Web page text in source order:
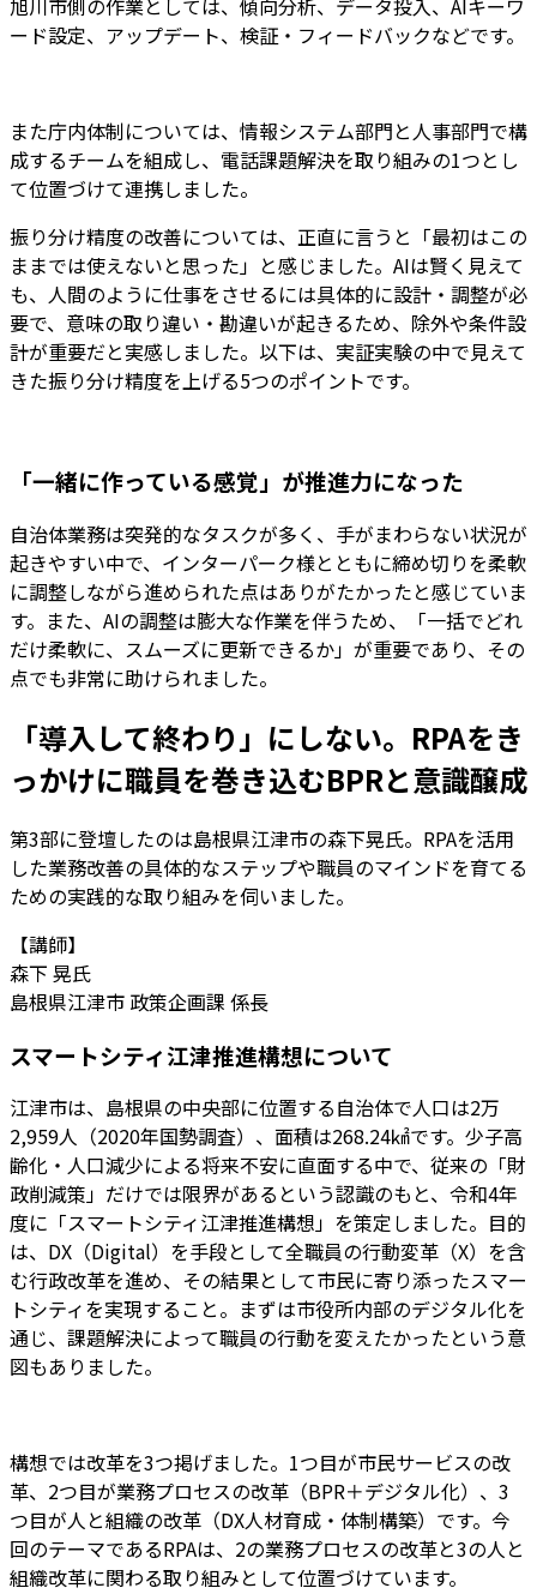
ード設定、アップデート、検証・フィードバックなどです。
また庁内体制については、情報システム部門と人事部門で構
成するチームを組成し、電話課題解決を取り組みの1つとし
て位置づけて連携しました。
振り分け精度の改善については、正直に言うと「最初はこの
ままでは使えないと思った」と感じました。AIは賢く見えて
も、人間のように仕事をさせるには具体的に設計・調整が必
要で、意味の取り違い・勘違いが起きるため、除外や条件設
計が重要だと実感しました。以下は、実証実験の中で見えて
きた振り分け精度を上げる5つのポイントです。
「一緒に作っている感覚」が推進力になった
自治体業務は突発的なタスクが多く、手がまわらない状況が
起きやすい中で、インターパーク様とともに締め切りを柔軟
に調整しながら進められた点はありがたかったと感じていま
す。また、AIの調整は膨大な作業を伴うため、「一括でどれ
だけ柔軟に、スムーズに更新できるか」が重要であり、その
点でも非常に助けられました。
「導入して終わり」にしない。RPAをき
っかけに職員を巻き込むBPRと意識醸成
第3部に登壇したのは島根県江津市の森下晃氏。RPAを活用
した業務改善の具体的なステップや職員のマインドを育てる
ための実践的な取り組みを伺いました。
【講師】
森下 晃氏
島根県江津市 政策企画課 係長
スマートシティ江津推進構想について
江津市は、島根県の中央部に位置する自治体で人口は2万
2,959人（2020年国勢調査）、面積は268.24㎢です。少子高
齢化・人口減少による将来不安に直面する中で、従来の「財
政削減策」だけでは限界があるという認識のもと、令和4年
度に「スマートシティ江津推進構想」を策定しました。目的
は、DX（Digital）を手段として全職員の行動変革（X）を含
む行政改革を進め、その結果として市民に寄り添ったスマー
トシティを実現すること。まずは市役所内部のデジタル化を
通じ、課題解決によって職員の行動を変えたかったという意
図もありました。
構想では改革を3つ掲げました。1つ目が市民サービスの改
革、2つ目が業務プロセスの改革（BPR＋デジタル化）、3
つ目が人と組織の改革（DX人材育成・体制構築）です。今
回のテーマであるRPAは、2の業務プロセスの改革と3の人と
組織改革に関わる取り組みとして位置づけています。